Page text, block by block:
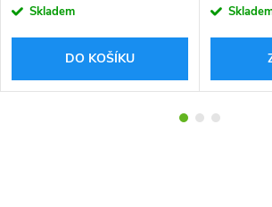
cena:Skladem
DO KOŠÍKU
cena: